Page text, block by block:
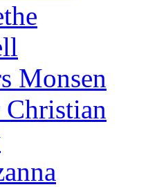
Monsen
Christian